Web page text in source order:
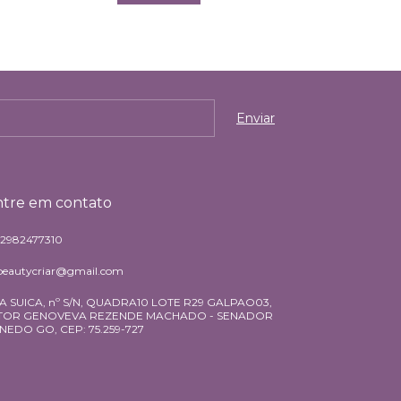
em contato
SUICA, nº S/N, QUADRA10 LOTE R29 GALPAO03,
GENOVEVA REZENDE MACHADO - SENADOR
GO, CEP: 75.259-727